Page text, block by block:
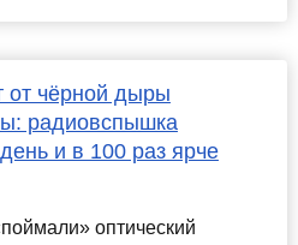
от чёрной дыры
радиовспышка
и в 100 раз ярче
оптический